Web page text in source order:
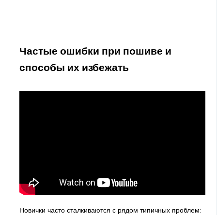
Частые ошибки при пошиве и
способы их избежать
Новички часто сталкиваются с рядом типичных проблем: